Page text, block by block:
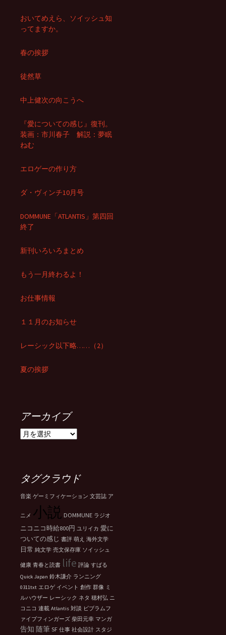
おいてめえら、ソイッシュ知
ってますか。
春の挨拶
徒然草
中上健次の向こうへ
『愛についての感じ』復刊。
装画：市川春子 解説：夢眠
ねむ
エロゲーの作り方
ダ・ヴィンチ10月号
DOMMUNE「ATLANTIS」第四回
終了
新刊いろいろまとめ
もう一月終わるよ！
お仕事情報
１１月のお知らせ
レーシック以下略……（2）
夏の挨拶
アーカイブ
ア
ブ
タグクラウド
音楽 ゲーミフィケーション 文芸誌 ア
ニメ 小説 DOMMUNE ラジオ
ニコニコ時給800円 ユリイカ 愛に
ついての感じ 書評 萌え 海外文学
日常 純文学 売文保存庫 ソイッシュ
健康 青春と読書 life 評論 すばる
Quick Japan 鈴木謙介 ランニング
0311txt エロゲ イベント 創作 群像 ミ
ルハウザー レーシック ネタ 穂村弘 ニ
コニコ 連載 Atlantis 対談 ビブラムフ
ァイブフィンガーズ 柴田元幸 マンガ
告知 随筆 SF 仕事 社会設計 スタジ